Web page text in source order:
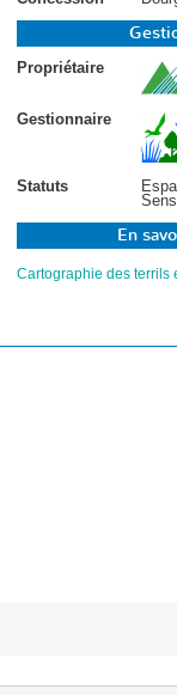
Propriétaire
Gestionnaire
Statuts
En
Cartographie des terrils